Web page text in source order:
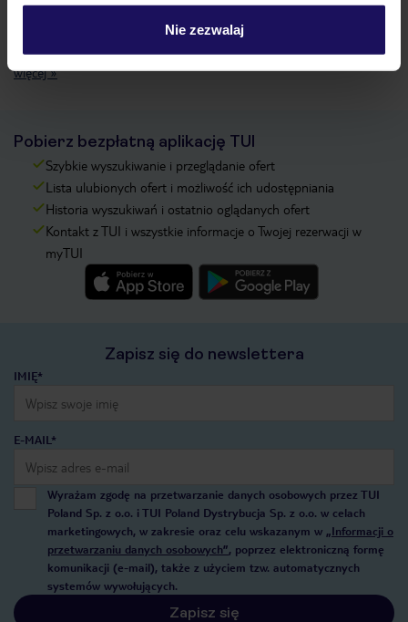
Nie zezwalaj
Ubezpieczenia turystyczne Schnalstal / Val Senales - dowiedz się
więcej »
Pobierz bezpłatną aplikację TUI
Szybkie wyszukiwanie i przeglądanie ofert
Lista ulubionych ofert i możliwość ich udostępniania
Historia wyszukiwań i ostatnio oglądanych ofert
Kontakt z TUI i wszystkie informacje o Twojej rezerwacji w
myTUI
Zapisz się do newslettera
IMIĘ*
E-MAIL*
Wyrażam zgodę na przetwarzanie danych osobowych przez TUI
Poland Sp. z o.o. i TUI Poland Dystrybucja Sp. z o.o. w celach
marketingowych, w zakresie oraz celu wskazanym w „Informacji o
przetwarzaniu danych osobowych”, poprzez elektroniczną formę
komunikacji (e-mail), także z użyciem tzw. automatycznych
systemów wywołujących.
Zapisz się